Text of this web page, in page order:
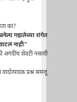
का?
गझलेच्या रांगेत
नाही"
अगदीच शेवटी नसावी
प्रश्न समजू